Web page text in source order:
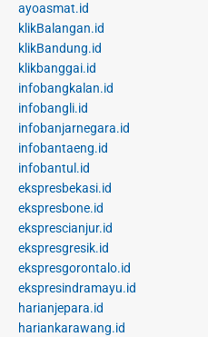
ayoasmat.id
klikBalangan.id
klikBandung.id
klikbanggai.id
infobangkalan.id
infobangli.id
infobanjarnegara.id
infobantaeng.id
infobantul.id
ekspresbekasi.id
ekspresbone.id
eksprescianjur.id
ekspresgresik.id
ekspresgorontalo.id
ekspresindramayu.id
harianjepara.id
hariankarawang.id